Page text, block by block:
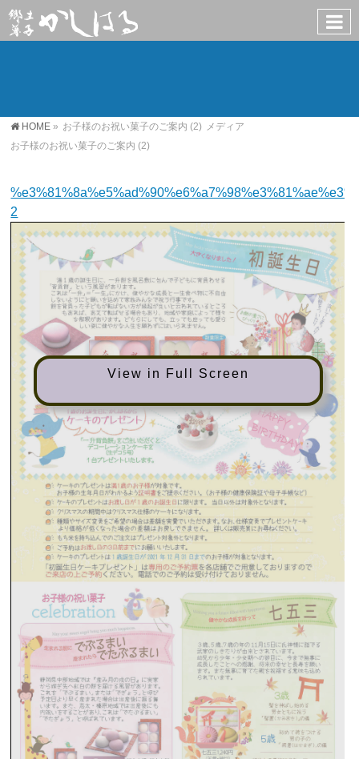
HOME » お子様のお祝い菓子のご案内 (2) メディア
お子様のお祝い菓子のご案内 (2)
2
View in Full Screen